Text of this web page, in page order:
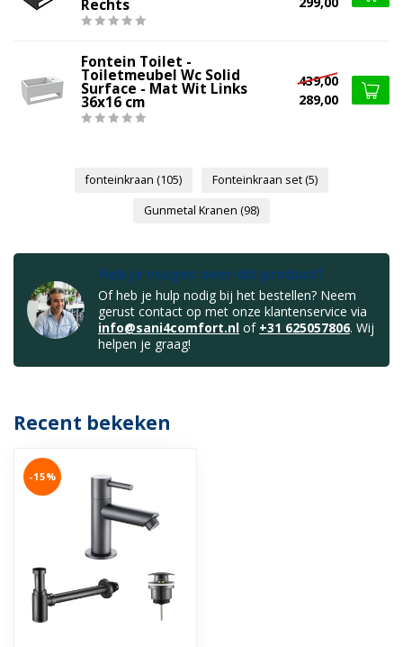
Rechts
Fontein Toilet -
Toiletmeubel Wc Solid
Surface - Mat Wit Links
36x16 cm
439,00
289,00
fonteinkraan (105) Fonteinkraan set(5)
Gunmetal Kranen (98)
Heb je vragen over dit product?
Of heb je hulp nodig bij het bestellen? Neem
gerust contact op met onze klantenservice via
info@sani4comfort.nl of +31 625057806. Wij
helpen je graag!
Recent bekeken
-15%